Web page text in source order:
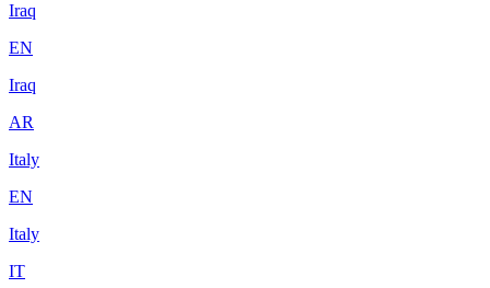
Iraq
EN
Iraq
AR
Italy
EN
Italy
IT